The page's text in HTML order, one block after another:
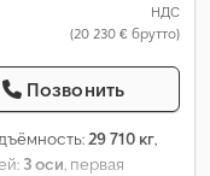
НДС
(20 230 € брутто)
Позвонить
29 710 кг,
3 оси , первая